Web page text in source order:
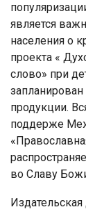
является
населения о
проекта «
слово» при
продукции.
поддерже
во Славу